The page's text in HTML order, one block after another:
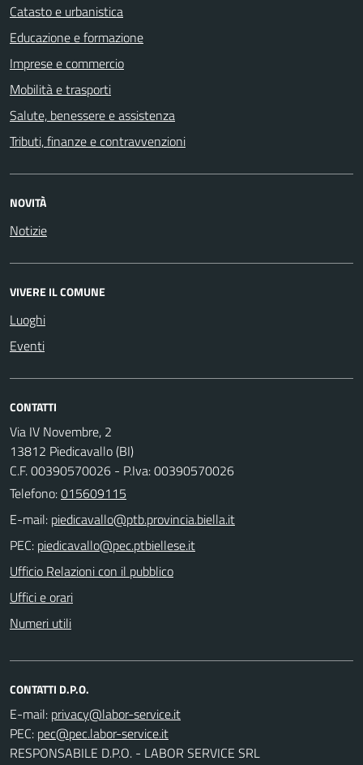
Catasto e urbanistica
Educazione e formazione
Imprese e commercio
Mobilità e trasporti
Salute, benessere e assistenza
Tributi, finanze e contravvenzioni
NOVITÀ
Notizie
VIVERE IL COMUNE
Luoghi
Eventi
CONTATTI
Via IV Novembre, 2
13812 Piedicavallo (BI)
C.F. 00390570026 - P.Iva: 00390570026
Telefono:015609115
E-mail:
PEC:
Ufficio Relazioni con il pubblico
Uffici e orari
Numeri utili
CONTATTI D.P.O.
E-mail:
PEC:
RESPONSABILE D.P.O. - LABOR SERVICE SRL